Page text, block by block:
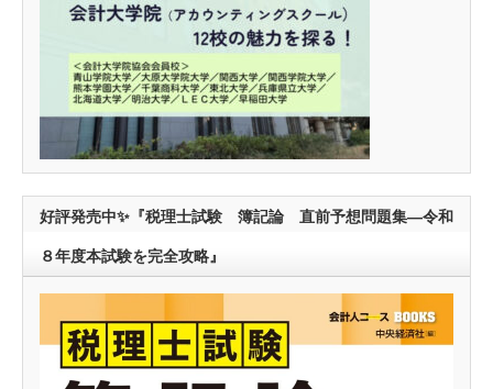
好評発売中✨『税理士試験 簿記論 直前予想問題集―令和
８年度本試験を完全攻略』